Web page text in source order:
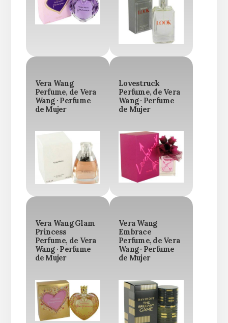
Vera Wang
Perfume, de Vera
Wang · Perfume
de Mujer
Lovestruck
Perfume, de Vera
Wang · Perfume
de Mujer
Vera Wang Glam
Princess
Perfume, de Vera
Wang · Perfume
de Mujer
Vera Wang
Embrace
Perfume, de Vera
Wang · Perfume
de Mujer